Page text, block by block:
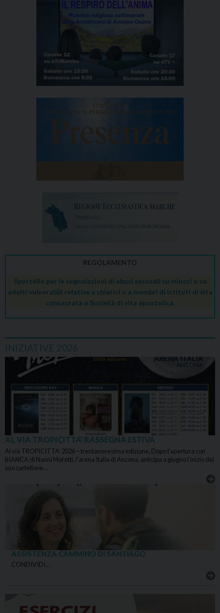
REGOLAMENTO
Sportello per le segnalazioni di abusi sessuali su minori o su
adulti vulnerabili relative a chierici o a membri di Istituti di vita
consacrata o Società di vita apostolica.
INIZIATIVE 2026
AL VIA TROPICITTA’ RASSEGNA ESTIVA
Al via TROPICITTA’ 2026 – trentanovesima edizione. Dopo l’apertura con
BIANCA di Nanni Moretti, l’arena Italia di Ancona, anticipa a giugno l’inizio del
suo cartellone…
ASSISTENZA CAMMINO DI SANTIAGO
CONDIVIDI…